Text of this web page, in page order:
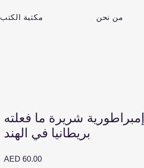
مكتبة الكتب من نحن
إمبراطورية شريرة ما فعلته
بريطانيا في الهند
AED 60.00Price